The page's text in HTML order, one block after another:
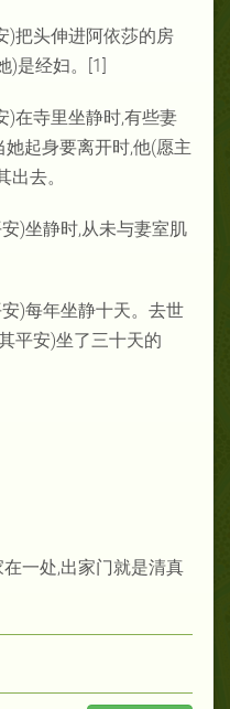
)把头伸进阿依莎的房
)是经妇。[1]
)在寺里坐静时,有些妻
起身要离开时,他(愿主
去。
)坐静时,从未与妻室肌
)每年坐静十天。去世
平安)坐了三十天的
一处,出家门就是清真